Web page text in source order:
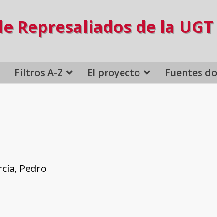
Represaliados de la UGT
Filtros A-Z El proyecto Fuentes
Pedro